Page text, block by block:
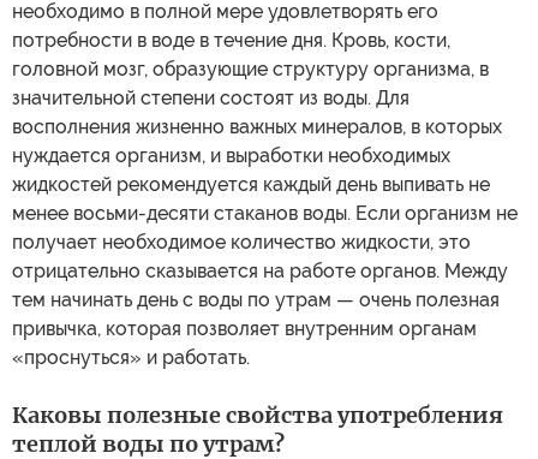
необходимо в полной мере удовлетворять его
потребности в воде в течение дня. Кровь, кости,
головной мозг, образующие структуру организма, в
значительной степени состоят из воды. Для
восполнения жизненно важных минералов, в которых
нуждается организм, и выработки необходимых
жидкостей рекомендуется каждый день выпивать не
менее восьми-десяти стаканов воды. Если организм не
получает необходимое количество жидкости, это
отрицательно сказывается на работе органов. Между
тем начинать день с воды по утрам — очень полезная
привычка, которая позволяет внутренним органам
«проснуться» и работать.
Каковы полезные свойства употребления
теплой воды по утрам?